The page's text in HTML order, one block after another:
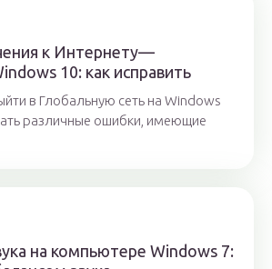
к Интернету—
10: как исправить
в Глобальную сеть на Windows
различные ошибки, имеющие
на компьютере Windows 7: